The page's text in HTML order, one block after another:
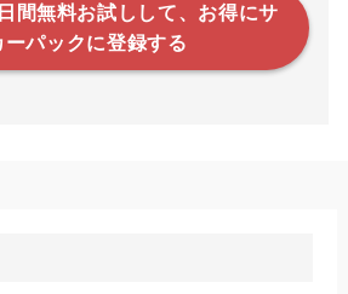
間無料お試しして、お得にサ
ーパックに登録する